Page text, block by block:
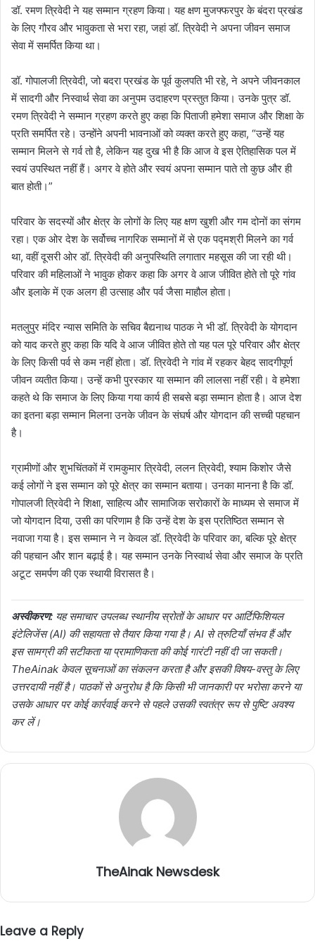
डॉ. रमण त्रिवेदी ने यह सम्मान ग्रहण किया। यह क्षण मुजफ्फरपुर के बंदरा प्रखंड
के लिए गौरव और भावुकता से भरा रहा, जहां डॉ. त्रिवेदी ने अपना जीवन समाज
सेवा में समर्पित किया था।
डॉ. गोपालजी त्रिवेदी, जो बदरा प्रखंड के पूर्व कुलपति भी रहे, ने अपने जीवनकाल
में सादगी और निस्वार्थ सेवा का अनुपम उदाहरण प्रस्तुत किया। उनके पुत्र डॉ.
रमण त्रिवेदी ने सम्मान ग्रहण करते हुए कहा कि पिताजी हमेशा समाज और शिक्षा के
प्रति समर्पित रहे। उन्होंने अपनी भावनाओं को व्यक्त करते हुए कहा, “उन्हें यह
सम्मान मिलने से गर्व तो है, लेकिन यह दुख भी है कि आज वे इस ऐतिहासिक पल में
स्वयं उपस्थित नहीं हैं। अगर वे होते और स्वयं अपना सम्मान पाते तो कुछ और ही
बात होती।”
परिवार के सदस्यों और क्षेत्र के लोगों के लिए यह क्षण खुशी और गम दोनों का संगम
रहा। एक ओर देश के सर्वोच्च नागरिक सम्मानों में से एक पद्मश्री मिलने का गर्व
था, वहीं दूसरी ओर डॉ. त्रिवेदी की अनुपस्थिति लगातार महसूस की जा रही थी।
परिवार की महिलाओं ने भावुक होकर कहा कि अगर वे आज जीवित होते तो पूरे गांव
और इलाके में एक अलग ही उत्साह और पर्व जैसा माहौल होता।
मतलुपुर मंदिर न्यास समिति के सचिव बैद्यनाथ पाठक ने भी डॉ. त्रिवेदी के योगदान
को याद करते हुए कहा कि यदि वे आज जीवित होते तो यह पल पूरे परिवार और क्षेत्र
के लिए किसी पर्व से कम नहीं होता। डॉ. त्रिवेदी ने गांव में रहकर बेहद सादगीपूर्ण
जीवन व्यतीत किया। उन्हें कभी पुरस्कार या सम्मान की लालसा नहीं रही। वे हमेशा
कहते थे कि समाज के लिए किया गया कार्य ही सबसे बड़ा सम्मान होता है। आज देश
का इतना बड़ा सम्मान मिलना उनके जीवन के संघर्ष और योगदान की सच्ची पहचान
है।
ग्रामीणों और शुभचिंतकों में रामकुमार त्रिवेदी, ललन त्रिवेदी, श्याम किशोर जैसे
कई लोगों ने इस सम्मान को पूरे क्षेत्र का सम्मान बताया। उनका मानना है कि डॉ.
गोपालजी त्रिवेदी ने शिक्षा, साहित्य और सामाजिक सरोकारों के माध्यम से समाज में
जो योगदान दिया, उसी का परिणाम है कि उन्हें देश के इस प्रतिष्ठित सम्मान से
नवाजा गया है। इस सम्मान ने न केवल डॉ. त्रिवेदी के परिवार का, बल्कि पूरे क्षेत्र
की पहचान और शान बढ़ाई है। यह सम्मान उनके निस्वार्थ सेवा और समाज के प्रति
अटूट समर्पण की एक स्थायी विरासत है।
अस्वीकरण: यह समाचार उपलब्ध स्थानीय स्रोतों के आधार पर आर्टिफिशियल
इंटेलिजेंस (AI) की सहायता से तैयार किया गया है। AI से त्रुटियाँ संभव हैं और
इस सामग्री की सटीकता या प्रामाणिकता की कोई गारंटी नहीं दी जा सकती।
TheAinak केवल सूचनाओं का संकलन करता है और इसकी विषय-वस्तु के लिए
उत्तरदायी नहीं है। पाठकों से अनुरोध है कि किसी भी जानकारी पर भरोसा करने या
उसके आधार पर कोई कार्रवाई करने से पहले उसकी स्वतंत्र रूप से पुष्टि अवश्य
कर लें।
TheAinak Newsdesk
Leave a Reply